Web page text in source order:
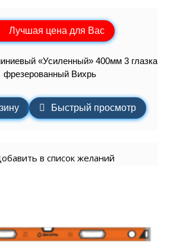
Лучшая цена для Вас
«Усиленный» 400мм 3 глазка
фрезерованный Вихрь
Быстрый просмотр
в список желаний